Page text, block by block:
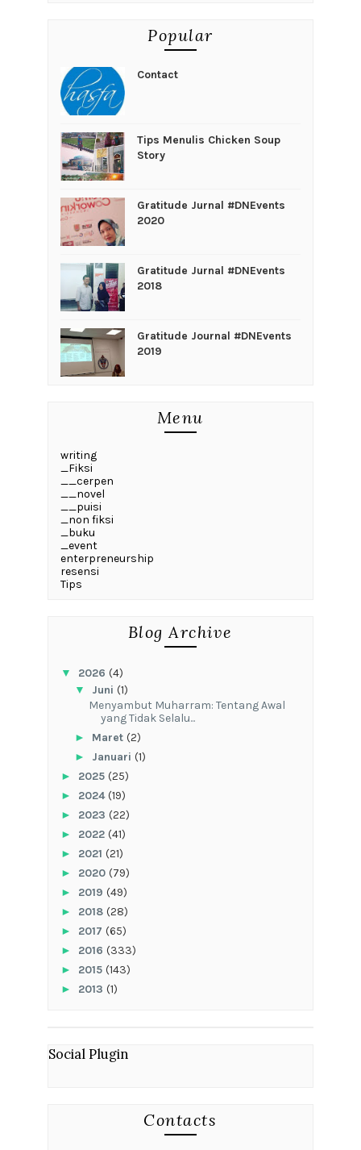
Popular
Contact
Tips Menulis Chicken Soup
Story
Gratitude Jurnal #DNEvents
2020
Gratitude Jurnal #DNEvents
2018
Gratitude Journal #DNEvents
2019
Menu
writing
_Fiksi
__cerpen
__novel
__puisi
_non fiksi
_buku
_event
enterpreneurship
resensi
Tips
Blog Archive
▼ 2026 (4)
▼ Juni (1)
Menyambut Muharram: Tentang Awal
yang Tidak Selalu...
► Maret (2)
► Januari (1)
► 2025 (25)
► 2024(19)
► 2023 (22)
► 2022 (41)
► 2021 (21)
► 2020 (79)
► 2019 (49)
► 2018 (28)
► 2017 (65)
► 2016 (333)
► 2015 (143)
► 2013 (1)
Social Plugin
Contacts